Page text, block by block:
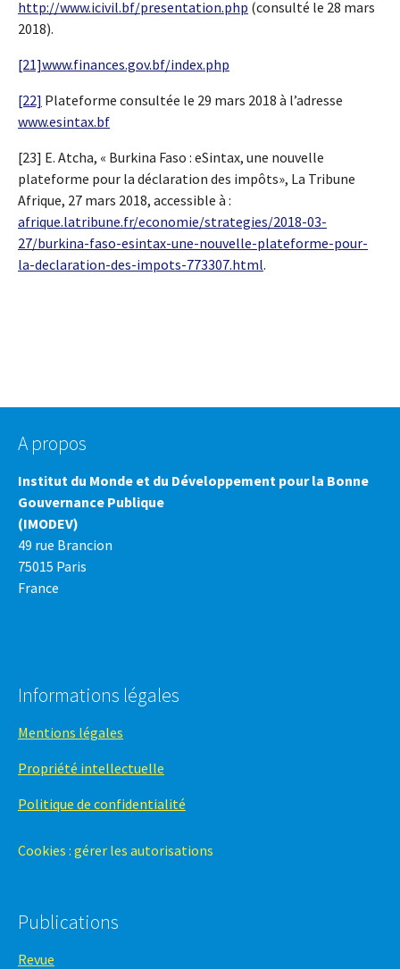
http://www.icivil.bf/presentation.php (consulté le 28 mars
2018).
[21]www.finances.gov.bf/index.php
[22] Plateforme consultée le 29 mars 2018 à l’adresse
www.esintax.bf
[23] E. Atcha, « Burkina Faso : eSintax, une nouvelle
plateforme pour la déclaration des impôts», La Tribune
Afrique, 27 mars 2018, accessible à :
afrique.latribune.fr/economie/strategies/2018-03-
27/burkina-faso-esintax-une-nouvelle-plateforme-pour-
la-declaration-des-impots-773307.html.
A propos
Institut du Monde et du Développement pour la Bonne
Gouvernance Publique
(IMODEV)
49 rue Brancion
75015 Paris
France
Informations légales
Mentions légales
Propriété intellectuelle
Politique de confidentialité
Cookies : gérer les autorisations
Publications
Revue